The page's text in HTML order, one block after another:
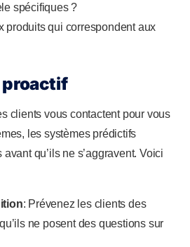
spécifiques ?
produits qui correspondent aux
clients vous contactent pour vous
les systèmes prédictifs
qu’ils ne s’aggravent. Voici
: Prévenez les clients des
ne posent des questions sur